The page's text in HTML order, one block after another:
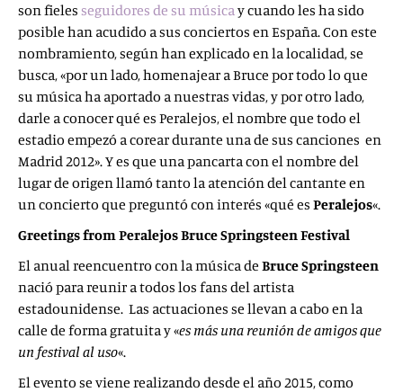
son fieles seguidores de su músicay cuando les ha sido
posible han acudido a sus conciertos en España. Con este
nombramiento, según han explicado en la localidad, se
busca, «por un lado, homenajear a Bruce por todo lo que
su música ha aportado a nuestras vidas, y por otro lado,
darle a conocer qué es Peralejos, el nombre que todo el
estadio empezó a corear durante una de sus canciones en
Madrid 2012». Y es que una pancarta con el nombre del
lugar de origen llamó tanto la atención del cantante en
un concierto que preguntó con interés «qué es Peralejos«.
Greetings from PeralejosBruce Springsteen Festival
El anual reencuentro con la música de Bruce Springsteen
nació para reunir a todos los fans del artista
estadounidense. Las actuaciones se llevan a cabo en la
calle de forma gratuita y «es más una reunión de amigos que
un festival al uso«.
El evento se viene realizando desde el año 2015, como